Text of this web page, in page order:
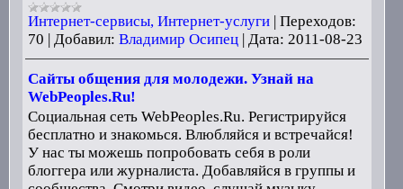
Интернет-сервисы, Интернет-услуги| Переходов:
70 | Добавил: Владимир Осипец | Дата: 2011-08-23
Сайты общения для молодежи. Узнай на
WebPeoples.Ru!
Социальная сеть WebPeoples.Ru. Регистрируйся
бесплатно и знакомься. Влюбляйся и встречайся!
У нас ты можешь попробовать себя в роли
блоггера или журналиста. Добавляйся в группы и